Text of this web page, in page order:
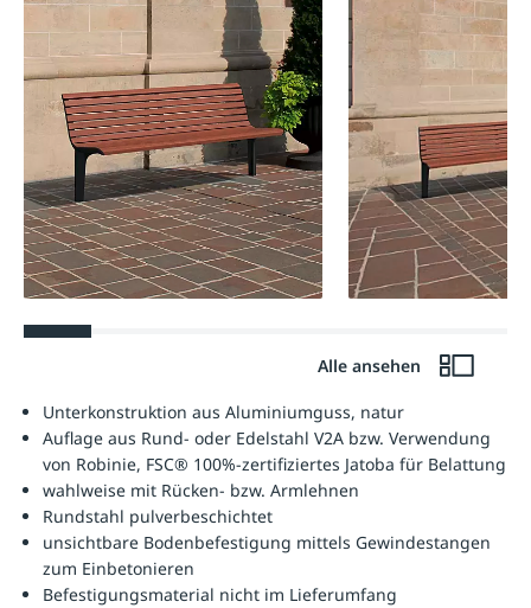
Alle ansehen
Unterkonstruktion aus Aluminiumguss, natur
Auflage aus Rund- oder Edelstahl V2A bzw. Verwendung
von Robinie, FSC® 100%-zertifiziertes Jatoba für Belattung
wahlweise mit Rücken- bzw. Armlehnen
Rundstahl pulverbeschichtet
unsichtbare Bodenbefestigung mittels Gewindestangen
zum Einbetonieren
Befestigungsmaterial nicht im Lieferumfang